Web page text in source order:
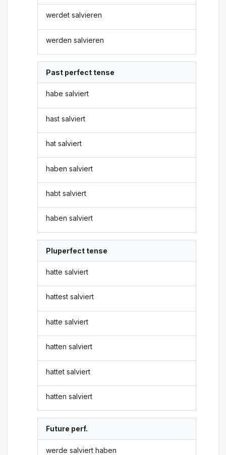
werdet salvieren
werden salvieren
Past perfect tense
habe salviert
hast salviert
hat salviert
haben salviert
habt salviert
haben salviert
Pluperfect tense
hatte salviert
hattest salviert
hatte salviert
hatten salviert
hattet salviert
hatten salviert
Future perf.
werde salviert haben